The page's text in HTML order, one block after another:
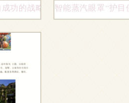
高清家居画册大全与项目
功的战略指南智能蒸汽眼罩“护